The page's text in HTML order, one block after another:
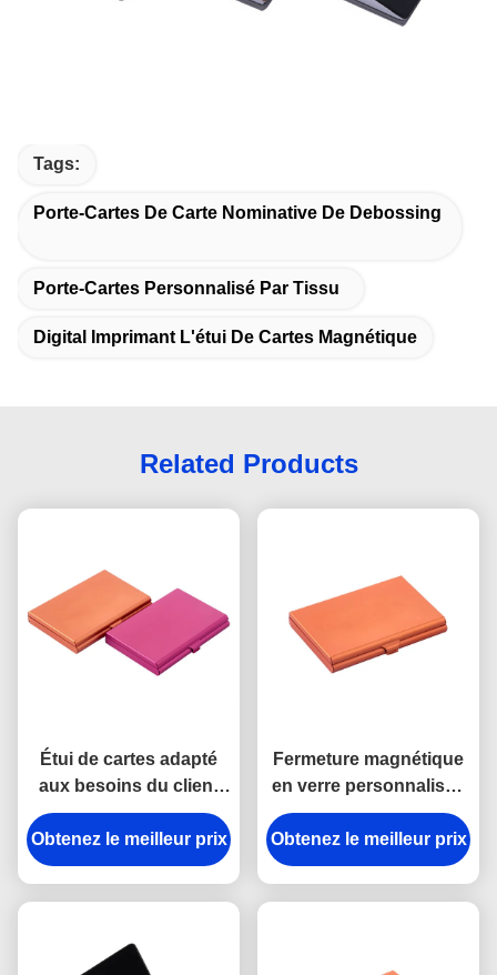
Tags:
Porte-Cartes De Carte Nominative De Debossing
Porte-Cartes Personnalisé Par Tissu
Digital Imprimant L'étui De Cartes Magnétique
Related Products
Étui de cartes adapté
aux besoins du client
par miroir en aluminium
de rectangle de porte-
cartes de carte
Obtenez le meilleur prix
Fermeture magnétique
en verre personnalisée
de miroir en aluminium
d'étui de cartes
Obtenez le meilleur prix